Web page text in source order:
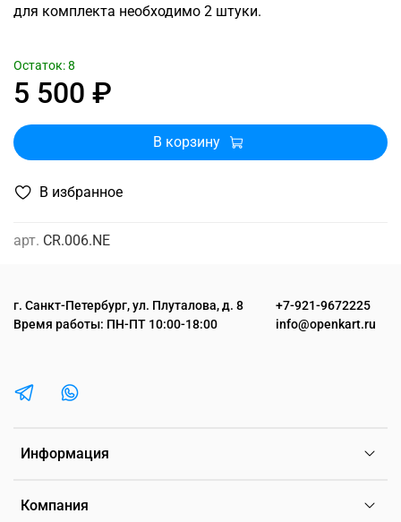
В избранное
арт. CR.006.NE
для комплекта необходимо 2 штуки.
5 500 ₽
Остаток: 8
В корзину
Информация
Компания
г. Санкт-Петербург, ул. Плуталова, д. 8
Время работы: ПН-ПТ 10:00-18:00
+7-921-9672225
info@openkart.ru